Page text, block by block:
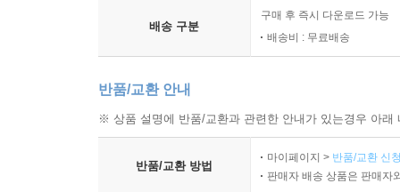
배송 구분
구매 후 즉시 다운로드 가능
배송비 : 무료배송
반품/교환 안내
※ 상품 설명에 반품/교환과 관련한 안내가 있는경우 아
반품/교환 방법
마이페이지 > 반품/교환 신
판매자 배송 상품은 판매자